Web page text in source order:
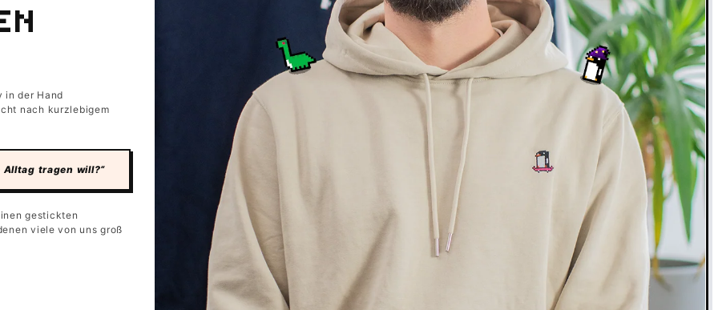
in der Hand
nach kurzlebigem
Alltag tragen will?“
gestickten
viele von uns groß